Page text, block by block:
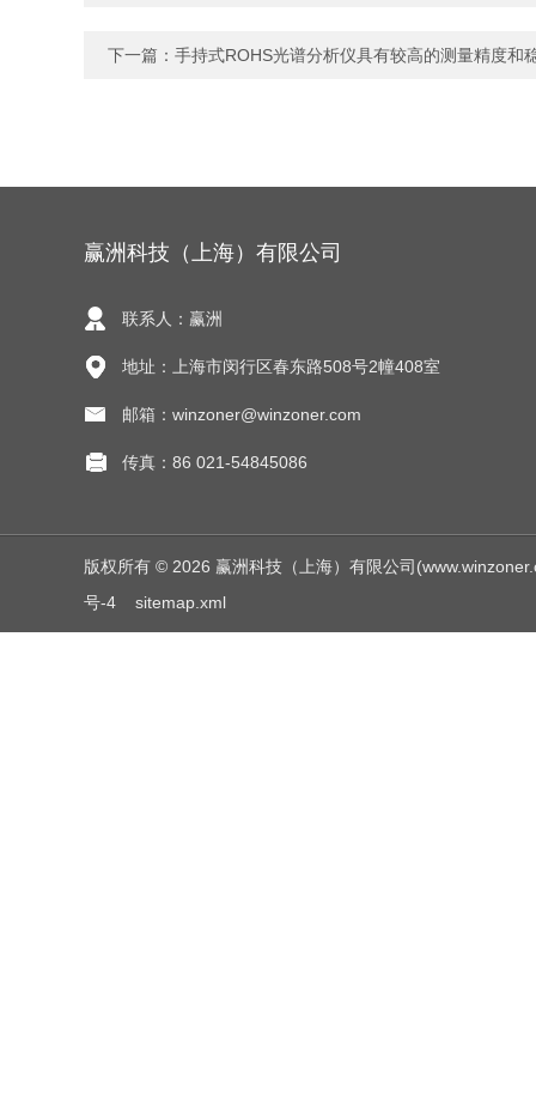
下一篇： 手持式ROHS光谱分析仪具有较高的测量精度和
赢洲科技（上海）有限公司
联系人：赢洲
地址：上海市闵行区春东路508号2幢408室
邮箱：winzoner@winzoner.com
传真：86 021-54845086
版权所有 © 2026 赢洲科技（上海）有限公司
号-4
sitemap.xml